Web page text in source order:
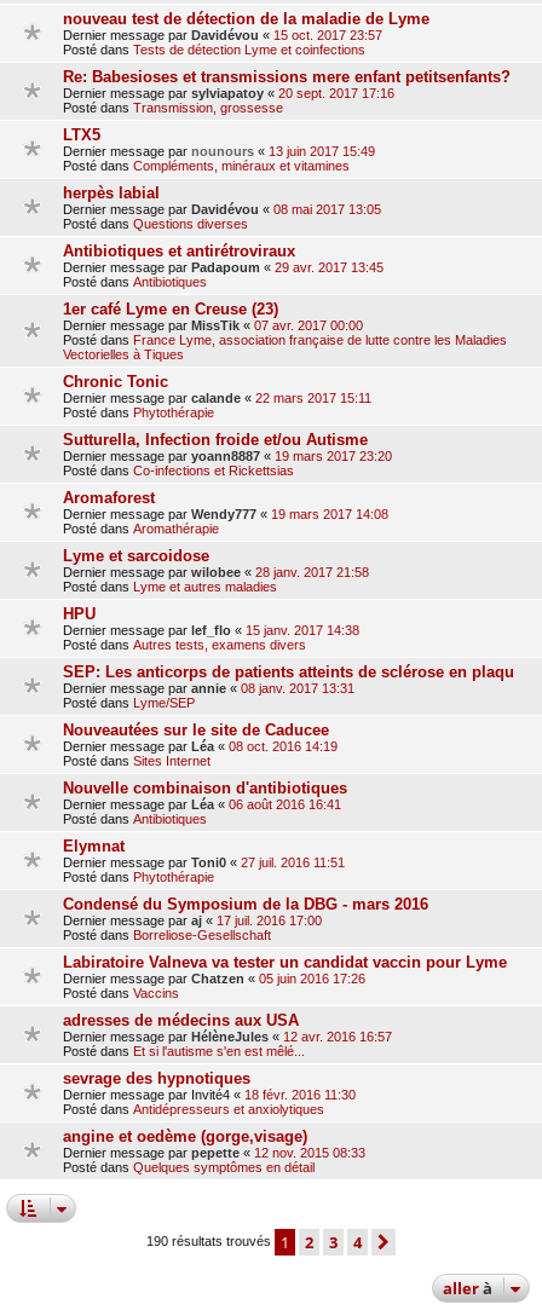
nouveau test de détection de la maladie de Lyme
Dernier message par Davidévou « 15 oct. 2017 23:57
Posté dans Tests de détection Lyme et coinfections
Re: Babesioses et transmissions mere enfant petitsenfants?
Dernier message par sylviapatoy « 20 sept. 2017 17:16
Posté dans Transmission, grossesse
LTX5
Dernier message par nounours « 13 juin 2017 15:49
Posté dans Compléments, minéraux et vitamines
herpès labial
Dernier message par Davidévou « 08 mai 2017 13:05
Posté dans Questions diverses
Antibiotiques et antirétroviraux
Dernier message par Padapoum « 29 avr. 2017 13:45
Posté dans Antibiotiques
1er café Lyme en Creuse (23)
Dernier message par MissTik « 07 avr. 2017 00:00
Posté dans France Lyme, association française de lutte contre les Maladies
Vectorielles à Tiques
Chronic Tonic
Dernier message par calande « 22 mars 2017 15:11
Posté dans Phytothérapie
Sutturella, Infection froide et/ou Autisme
Dernier message par yoann8887 « 19 mars 2017 23:20
Posté dans Co-infections et Rickettsias
Aromaforest
Dernier message par Wendy777 « 19 mars 2017 14:08
Posté dans Aromathérapie
Lyme et sarcoidose
Dernier message par wilobee « 28 janv. 2017 21:58
Posté dans Lyme et autres maladies
HPU
Dernier message par lef_flo « 15 janv. 2017 14:38
Posté dans Autres tests, examens divers
SEP: Les anticorps de patients atteints de sclérose en plaqu
Dernier message par annie « 08 janv. 2017 13:31
Posté dans Lyme/SEP
Nouveautées sur le site de Caducee
Dernier message par Léa « 08 oct. 2016 14:19
Posté dans Sites Internet
Nouvelle combinaison d'antibiotiques
Dernier message par Léa « 06 août 2016 16:41
Posté dans Antibiotiques
Elymnat
Dernier message par Toni0 « 27 juil. 2016 11:51
Posté dans Phytothérapie
Condensé du Symposium de la DBG - mars 2016
Dernier message par aj « 17 juil. 2016 17:00
Posté dans Borreliose-Gesellschaft
Labiratoire Valneva va tester un candidat vaccin pour Lyme
Dernier message par Chatzen « 05 juin 2016 17:26
Posté dans Vaccins
adresses de médecins aux USA
Dernier message par HélèneJules « 12 avr. 2016 16:57
Posté dans Et si l'autisme s'en est mêlé...
sevrage des hypnotiques
Dernier message par Invité4 « 18 févr. 2016 11:30
Posté dans Antidépresseurs et anxiolytiques
angine et oedème (gorge,visage)
Dernier message par pepette « 12 nov. 2015 08:33
Posté dans Quelques symptômes en détail
190 résultats trouvés 1 2 3 4
allerà